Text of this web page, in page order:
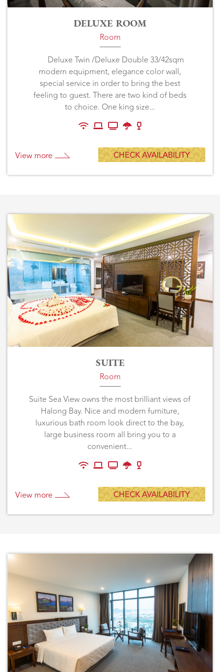
DELUXE ROOM
Room
Deluxe Twin /Deluxe Double 33/42sqm
modern equipment, elegance color wall,
special service in order to bring the best
feeling to guest. There are two kind of beds
to choice. One king size...
View more CHECK AVAILABILITY
SUITE
Room
Suite Sea View owns the most brilliant views of
Halong Bay. Nice and modern furniture,
luxurious bath room look direct to the bay,
large business room all bring you to a
convenient...
View more CHECK AVAILABILITY